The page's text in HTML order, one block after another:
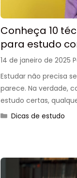
Conheça 10
para estudo
14 de janeiro de 2025
Estudar não precisa
parece. Na verdade,
estudo certas,
Categorias
Dicas de estudo